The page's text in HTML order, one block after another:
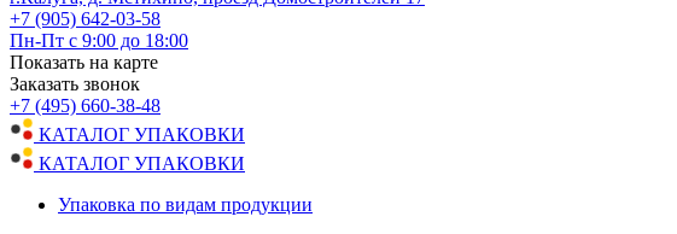
+7 (905) 642-03-58
Пн-Пт с 9:00 до 18:00
Показать на карте
Заказать звонок
+7 (495) 660-38-48
КАТАЛОГ УПАКОВКИ
КАТАЛОГ УПАКОВКИ
Упаковка по видам продукции